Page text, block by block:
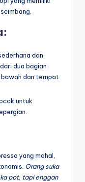
dan
dua bagian
bawah dan tempat
untuk
yang mahal,
Orang suka
pot, tapi enggan